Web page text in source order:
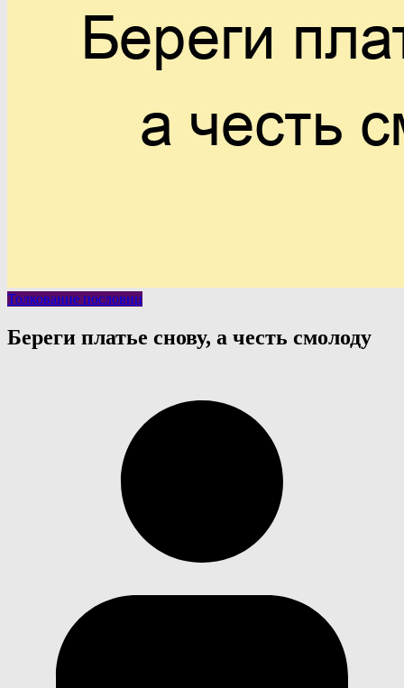
Толкование пословиц
Береги платье снову, а честь смолоду